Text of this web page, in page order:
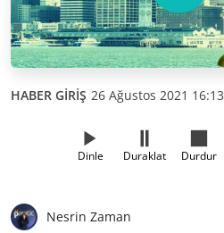
HABER GİRİŞ 26 Ağustos 2021 16:13
Dinle Duraklat Durdur
Nesrin Zaman